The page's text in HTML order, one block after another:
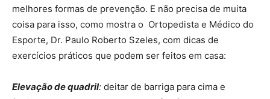
melhores formas de prevenção. E não precisa de muita
coisa para isso, como mostra o Ortopedista e Médico do
Esporte, Dr. Paulo Roberto Szeles, com dicas de
exercícios práticos que podem ser feitos em casa:
Elevação de quadril: deitar de barriga para cima e